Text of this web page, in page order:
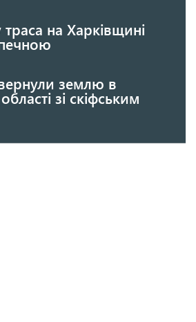
на Харківщині
землю в
зі скіфським